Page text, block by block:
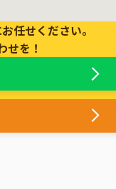
任せください。
せを！